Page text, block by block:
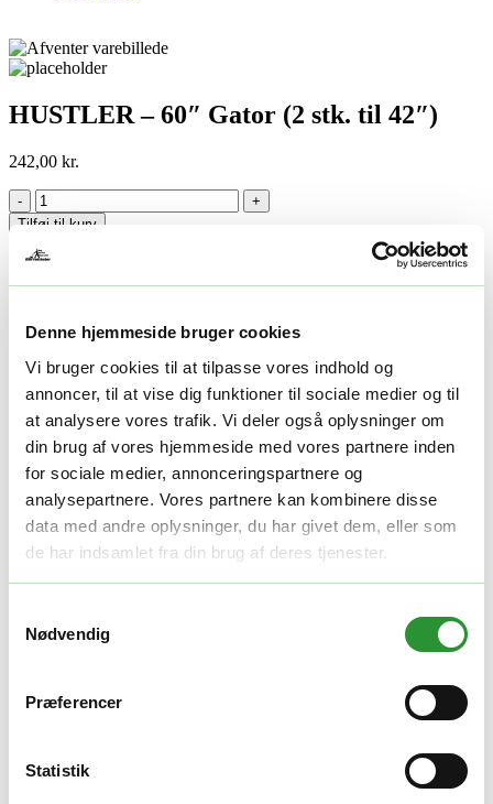
Denne hjemmeside bruger cookies
Vi bruger cookies til at tilpasse vores indhold og
annoncer, til at vise dig funktioner til sociale medier og til
at analysere vores trafik. Vi deler også oplysninger om
din brug af vores hjemmeside med vores partnere inden
for sociale medier, annonceringspartnere og
analysepartnere. Vores partnere kan kombinere disse
data med andre oplysninger, du har givet dem, eller som
de har indsamlet fra din brug af deres tjenester.
Nødvendig
Præferencer
Statistik
HUSTLER – 60″ Gator (2 stk. til 42″)
242,00 kr.
-
+
Tilføj til kurv
Facebook
Varenummer (SKU):
Yderligere information
Yderligere information
Yderligere information
Vægt 1 kg
Relaterede produkter
Børstesæt metal (6 stk.)
Tilføj til kurv